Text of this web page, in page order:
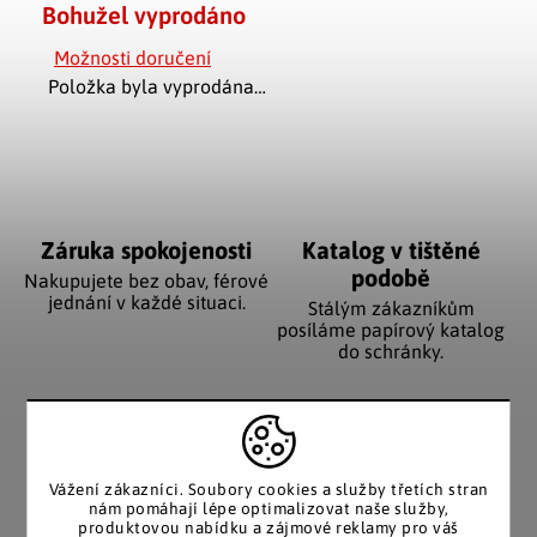
Vážení zákazníci. Soubory cookies a služby třetích stran
nám pomáhají lépe optimalizovat naše služby,
produktovou nabídku a zájmové reklamy pro váš
Bohužel vyprodáno
Možnosti doručení
Položka byla vyprodána…
Záruka spokojenosti
Nakupujete bez obav, férové
jednání v každé situaci.
Katalog v tištěné
podobě
Stálým zákazníkům
posíláme papírový katalog
do schránky.
zákazníků
Za desítky let na trhu jsme
Z českých skladů pro české
zákazníky. Značkové zboží